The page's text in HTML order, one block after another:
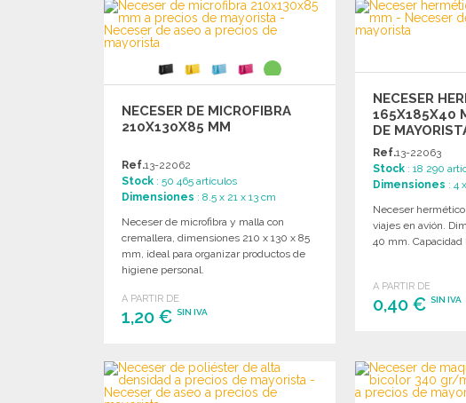
Solicitar un presupuesto
Solicitar
NECESER DE MICROFIBRA
210X130X85 MM
Ref.13-22062
Stock : 50 465 artículos
Dimensiones : 8.5 x 21 x 13 cm
Neceser de microfibra y malla con
cremallera, dimensiones 210 x 130 x 85
mm, ideal para organizar productos de
higiene personal.
A PARTIR DE
1,20 € SIN IVA
Solicitar un presupuesto
NECESER
165X185X40
DE
Ref.13-22063
Stock : 18 290
Dimensiones : 4
Neceser
viajes en avión.
40 mm. Capacidad
A PARTIR DE
0,40 €SIN IVA
Solicitar